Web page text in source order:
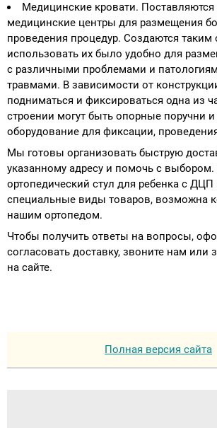
Медицинские кровати.
медицинские центры для размещения
проведения процедур. Создаются таким
использовать их было удобно для
с различными проблемами и
травмами. В зависимости от
подниматься и фиксироваться одна из
строении могут быть опорные поручни
оборудование для фиксации,
Мы готовы организовать быструю
указанному адресу и помочь с
ортопедический стул для ребенка с ДЦП
специальные виды товаров, возможна
нашим ортопедом.
Чтобы получить ответы на вопросы,
согласовать доставку, звоните нам или
на сайте.
Полная версия сайта